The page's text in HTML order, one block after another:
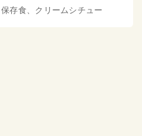
存食、クリームシチュー